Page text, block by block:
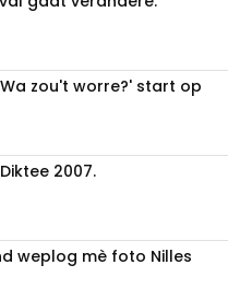
zou't worre?' start op
2007.
weplog mè foto Nilles